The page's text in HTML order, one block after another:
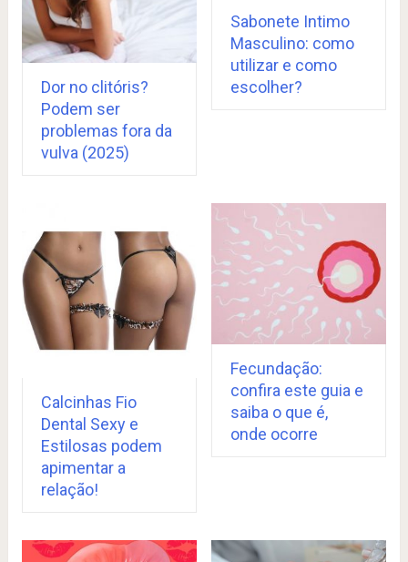
Dor no clitóris?
Podem ser
problemas fora da
vulva (2025)
Sabonete Intimo
Masculino: como
utilizar e como
escolher?
Calcinhas Fio
Dental Sexy e
Estilosas podem
apimentar a
relação!
Fecundação:
confira este guia e
saiba o que é,
onde ocorre